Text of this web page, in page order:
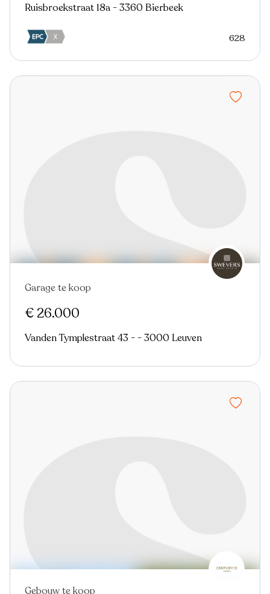
Ruisbroekstraat 18a - 3360 Bierbeek
628
Garage te koop
€ 26.000
Vanden Tymplestraat 43 - - 3000 Leuven
Gebouw te koop